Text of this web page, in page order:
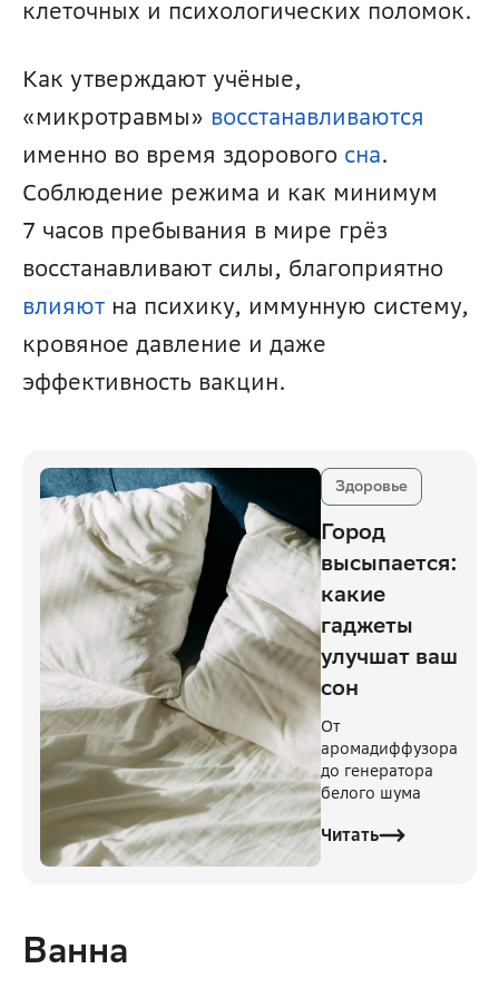
Как утверждают учёные,
«микротравмы» восстанавливаются
именно во время здорового сна.
Соблюдение режима и как минимум
7 часов пребывания в мире грёз
влияют на психику, иммунную систему,
кровяное давление и даже
эффективность вакцин.
Здоровье
Город
высыпается:
какие
гаджеты
улучшат ваш
сон
От
аромадиффузора
до генератора
белого шума
Читать
Ванна